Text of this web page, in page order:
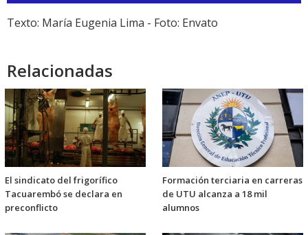
audio
Texto: María Eugenia Lima - Foto: Envato
Relacionadas
El sindicato del frigorífico
Tacuarembó se declara en
preconflicto
Formación terciaria en carreras
de UTU alcanza a 18 mil
alumnos